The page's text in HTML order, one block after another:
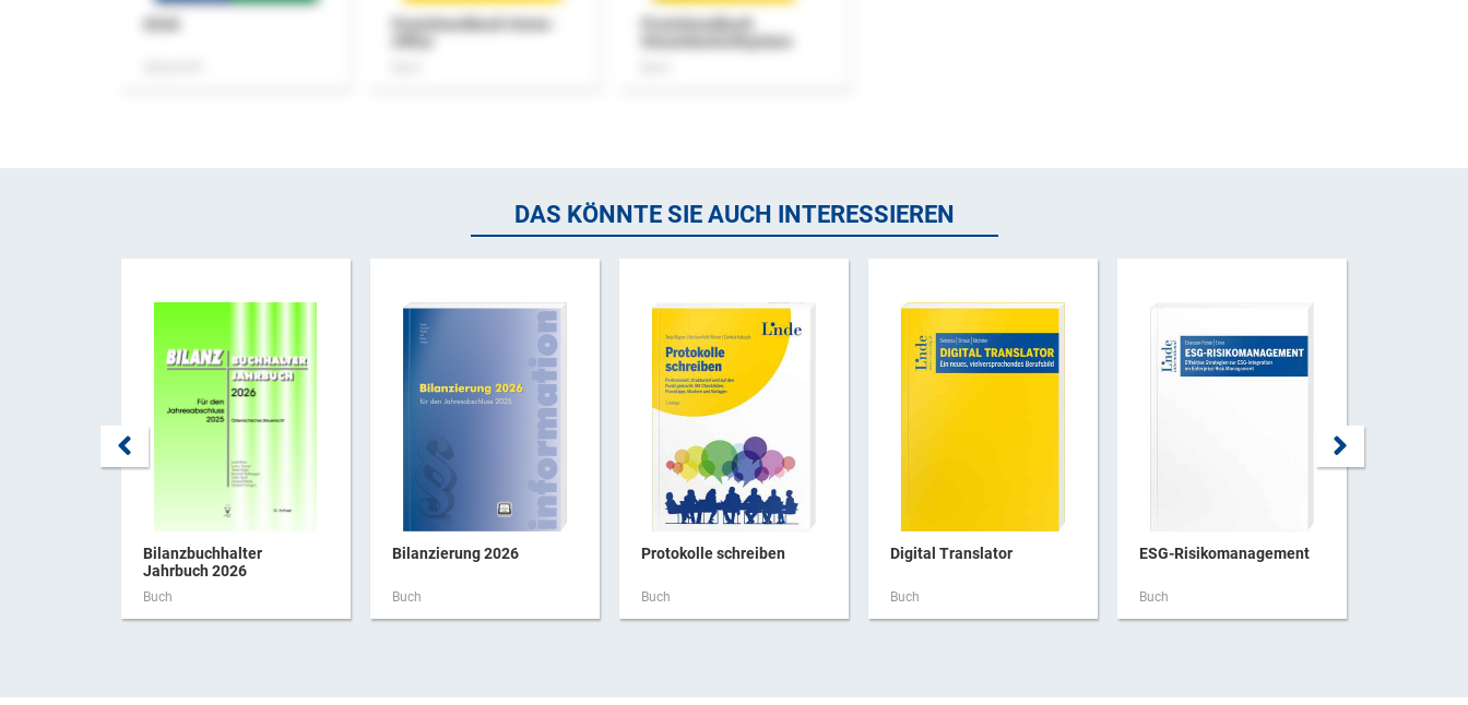
ASok
Praxishandbuch Home-
Praxishandbuch
Steuerkontrollsystem
DAS KÖNNTE SIE AUCH INTERESSIEREN
Bilanzbuchhalter
Jahrbuch 2026
Buch
Bilanzierung 2026
Buch
Protokolle schreiben
Buch
Digital Translator
Buch
ESG-Risikomanagement
Buch